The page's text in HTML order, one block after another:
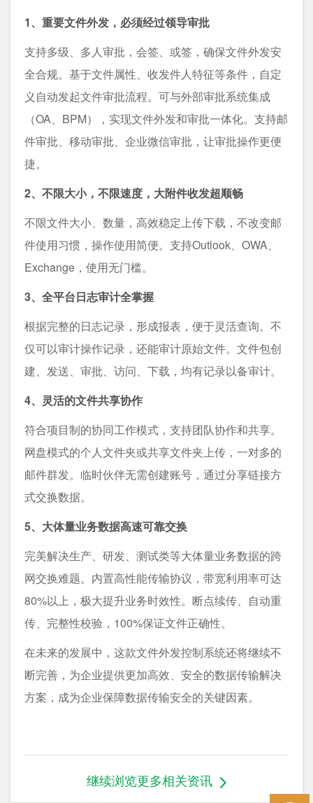
1、重要文件外发，必须经过领导审批
支持多级、多人审批，会签、或签，确保文件外发安
全合规。基于文件属性、收发件人特征等条件，自定
义自动发起文件审批流程。可与外部审批系统集成
（OA、BPM），实现文件外发和审批一体化。支持邮
件审批、移动审批、企业微信审批，让审批操作更便
捷。
2、不限大小，不限速度，大附件收发超顺畅
不限文件大小、数量，高效稳定上传下载，不改变邮
件使用习惯，操作使用简便。支持Outlook、OWA、
Exchange，使用无门槛。
3、全平台日志审计全掌握
根据完整的日志记录，形成报表，便于灵活查询。不
仅可以审计操作记录，还能审计原始文件。文件包创
建、发送、审批、访问、下载，均有记录以备审计。
4、灵活的文件共享协作
符合项目制的协同工作模式，支持团队协作和共享。
网盘模式的个人文件夹或共享文件夹上传，一对多的
邮件群发。临时伙伴无需创建账号，通过分享链接方
式交换数据。
5、大体量业务数据高速可靠交换
完美解决生产、研发、测试类等大体量业务数据的跨
网交换难题。内置高性能传输协议，带宽利用率可达
80%以上，极大提升业务时效性。断点续传、自动重
传、完整性校验，100%保证文件正确性。
在未来的发展中，这款文件外发控制系统还将继续不
断完善，为企业提供更加高效、安全的数据传输解决
方案，成为企业保障数据传输安全的关键因素。
继续浏览更多相关资讯